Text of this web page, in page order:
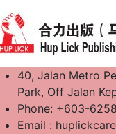
40, Jalan Metro
Park, Off Jalan
Phone: +603-
Email :